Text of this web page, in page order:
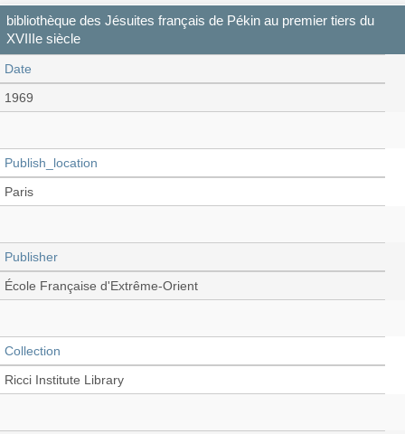
bibliothèque des Jésuites français de Pékin au premier tiers du
XVIIIe siècle
Date
1969
Publish_location
Paris
Publisher
École Française d'Extrême-Orient
Collection
Ricci Institute Library